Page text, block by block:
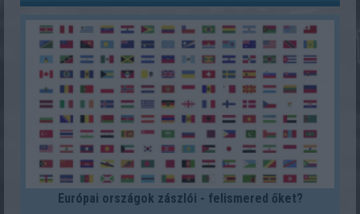
Európai országok zászlói - felismered őket?